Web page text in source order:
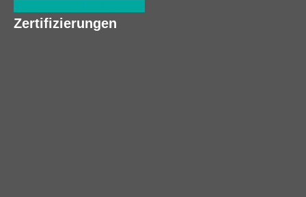
Zertifizierungen